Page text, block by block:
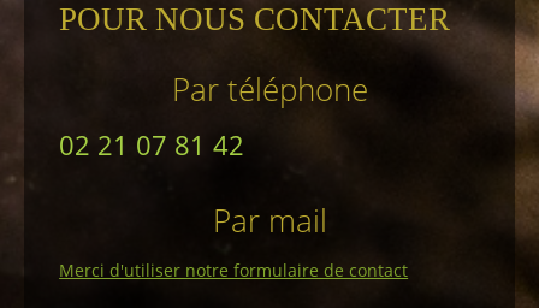
POUR NOUS CONTACTER
Par téléphone
02 21 07 81 42
Par mail
Merci d'utiliser notre formulaire de contact